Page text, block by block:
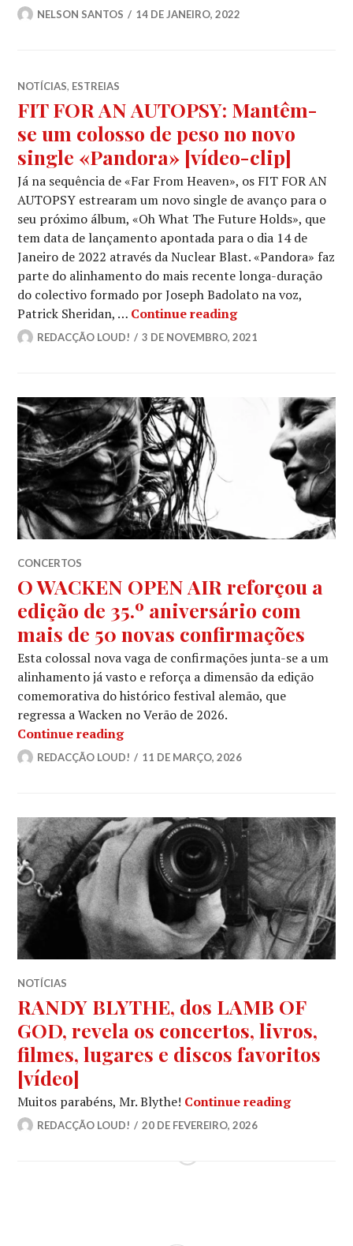
NELSON SANTOS 14 DE JANEIRO, 2022
NOTÍCIAS, ESTREIAS
FIT FOR AN AUTOPSY: Mantêm-
se um colosso de peso no novo
single «Pandora» [vídeo-clip]
Já na sequência de «Far From Heaven», os FIT FOR AN
AUTOPSY estrearam um novo single de avanço para o
seu próximo álbum, «Oh What The Future Holds», que
tem data de lançamento apontada para o dia 14 de
Janeiro de 2022 através da Nuclear Blast. «Pandora» faz
parte do alinhamento do mais recente longa-duração
do colectivo formado por Joseph Badolato na voz,
Patrick Sheridan, … Continue readingFIT FOR AN
REDACÇÃO LOUD! 3 DE NOVEMBRO, 2021
CONCERTOS
O WACKEN OPEN AIR reforçou a
edição de 35.º aniversário com
mais de 50 novas confirmações
Esta colossal nova vaga de confirmações junta-se a um
alinhamento já vasto e reforça a dimensão da edição
comemorativa do histórico festival alemão, que
regressa a Wacken no Verão de 2026.
Continue readingO WACKEN OPEN AIR reforçou a
REDACÇÃO LOUD! 11 DE MARÇO, 2026
NOTÍCIAS
RANDY BLYTHE, dos LAMB OF
GOD, revela os concertos, livros,
filmes, lugares e discos favoritos
[vídeo]
Muitos parabéns, Mr. Blythe! Continue readingRANDY
REDACÇÃO LOUD! 20 DE FEVEREIRO, 2026